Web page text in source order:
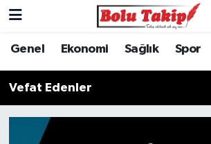
Genel Ekonomi Sağlık Spor
Vefat Edenler